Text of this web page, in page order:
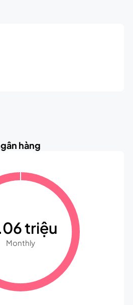
hàng
triệu
Monthly